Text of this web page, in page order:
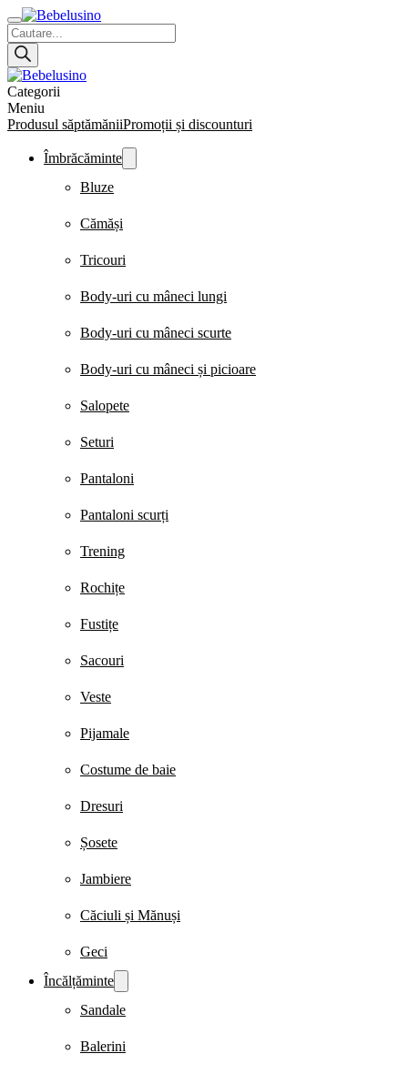
Products
search
Categorii
Meniu
Produsul săptămăniiPromoții și discounturi
Îmbrăcăminte
Bluze
Cămăși
Tricouri
Body-uri cu mâneci lungi
Body-uri cu mâneci scurte
Body-uri cu mâneci și picioare
Salopete
Seturi
Pantaloni
Pantaloni scurți
Trening
Rochițe
Fustițe
Sacouri
Veste
Pijamale
Costume de baie
Dresuri
Șosete
Jambiere
Căciuli și Mănuși
Geci
Încălțăminte
Sandale
Balerini